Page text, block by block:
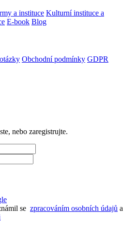
a instituce Kulturní instituce a
E-book Blog
Obchodní podmínky GDPR
nebo zaregistrujte.
se zpracováním osobních údajů a